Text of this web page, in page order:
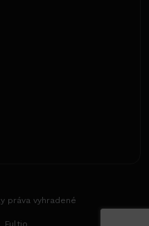
práva vyhradené